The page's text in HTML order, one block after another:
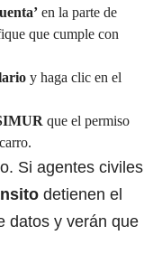
en la parte de
que cumple con
y haga clic en el
que el permiso
Si agentes civiles
detienen el
datos y verán que